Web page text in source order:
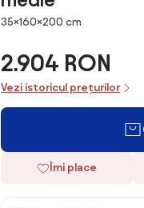
Dimensiuni
35×160×200 cm
2.904 RON
Vezi istoricul prețurilor
Îmi place